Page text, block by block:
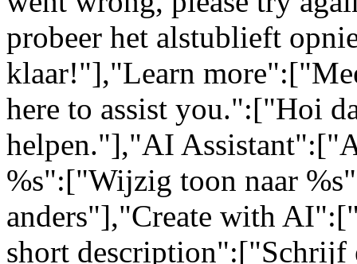
probeer het alstublieft
klaar!"],"Learn
here to assist you.":["Hoi
helpen."],"AI
%s":["Wijzig toon naar
anders"],"Create with
short